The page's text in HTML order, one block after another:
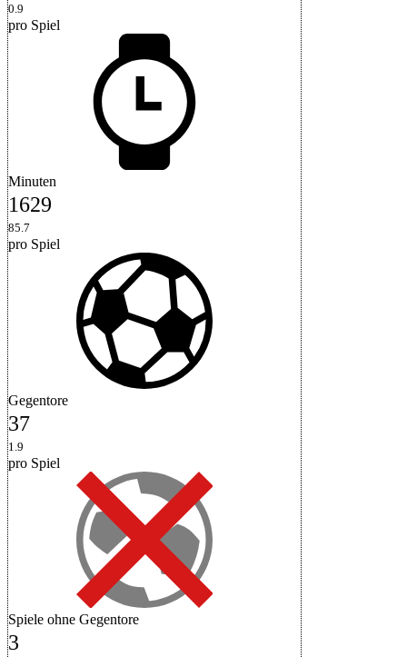
0.9
pro Spiel
Minuten
1629
85.7
pro Spiel
Gegentore
37
1.9
pro Spiel
Spiele ohne Gegentore
3